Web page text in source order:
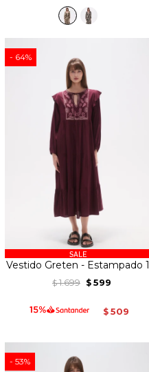
64
Vestido Greten - Estampado 1
$ 1.699 $ 599
$ 509
53